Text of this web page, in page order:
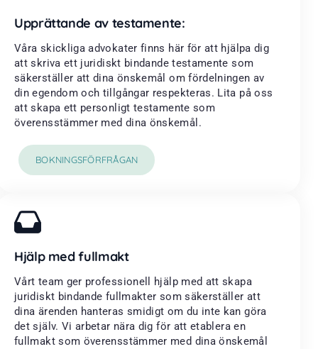
Upprättande av testamente:
Våra skickliga advokater finns här för att hjälpa dig
att skriva ett juridiskt bindande testamente som
säkerställer att dina önskemål om fördelningen av
din egendom och tillgångar respekteras. Lita på oss
att skapa ett personligt testamente som
överensstämmer med dina önskemål.
BOKNINGSFÖRFRÅGAN
Hjälp med fullmakt
Vårt team ger professionell hjälp med att skapa
juridiskt bindande fullmakter som säkerställer att
dina ärenden hanteras smidigt om du inte kan göra
det själv. Vi arbetar nära dig för att etablera en
fullmakt som överensstämmer med dina önskemål